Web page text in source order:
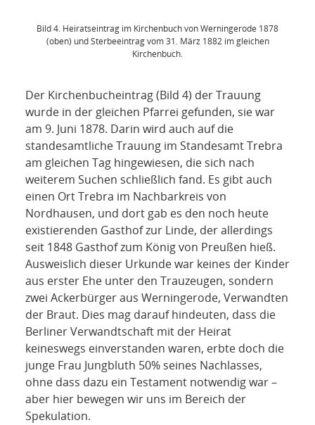
Bild 4. Heiratseintrag im Kirchenbuch von Werningerode 1878
(oben) und Sterbeeintrag vom 31. März 1882 im gleichen
Kirchenbuch.
Der Kirchenbucheintrag (Bild 4) der Trauung
wurde in der gleichen Pfarrei gefunden, sie war
am 9. Juni 1878. Darin wird auch auf die
standesamtliche Trauung im Standesamt Trebra
am gleichen Tag hingewiesen, die sich nach
weiterem Suchen schließlich fand. Es gibt auch
einen Ort Trebra im Nachbarkreis von
Nordhausen, und dort gab es den noch heute
existierenden Gasthof zur Linde, der allerdings
seit 1848 Gasthof zum König von Preußen hieß.
Ausweislich dieser Urkunde war keines der Kinder
aus erster Ehe unter den Trauzeugen, sondern
zwei Ackerbürger aus Werningerode, Verwandten
der Braut. Dies mag darauf hindeuten, dass die
Berliner Verwandtschaft mit der Heirat
keineswegs einverstanden waren, erbte doch die
junge Frau Jungbluth 50% seines Nachlasses,
ohne dass dazu ein Testament notwendig war –
aber hier bewegen wir uns im Bereich der
Spekulation.